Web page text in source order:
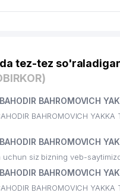
tez-tez
BAHROMOVICH
BAHROMOVICH
BAHROMOVICH
uchun siz bizning veb-
BAHROMOVICH
BAHROMOVICH